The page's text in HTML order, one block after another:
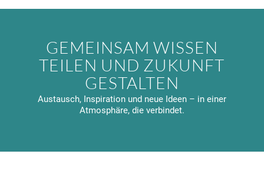
GEMEINSAM WISSEN
TEILEN UND ZUKUNFT
GESTALTEN
Austausch, Inspiration und neue Ideen – in einer
Atmosphäre, die verbindet.